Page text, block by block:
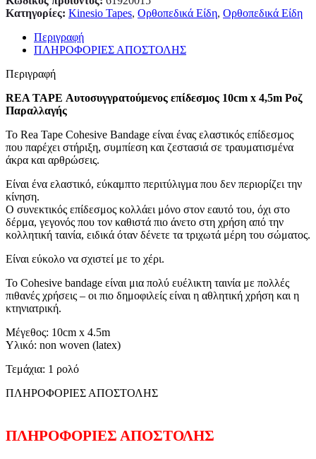
Κατηγορίες: Kinesio Tapes, Ορθοπεδικά Είδη, Ορθοπεδικά Είδη
Περιγραφή
ΠΛΗΡΟΦΟΡΙΕΣ ΑΠΟΣΤΟΛΗΣ
Περιγραφή
REA TAPE Αυτοσυγγρατούμενος επίδεσμος 10cm x 4,5m Ροζ
Παραλλαγής
Το Rea Tape Cohesive Bandage είναι ένας ελαστικός επίδεσμος
που παρέχει στήριξη, συμπίεση και ζεστασιά σε τραυματισμένα
άκρα και αρθρώσεις.
Είναι ένα ελαστικό, εύκαμπτο περιτύλιγμα που δεν περιορίζει την
κίνηση.
Ο συνεκτικός επίδεσμος κολλάει μόνο στον εαυτό του, όχι στο
δέρμα, γεγονός που τον καθιστά πιο άνετο στη χρήση από την
κολλητική ταινία, ειδικά όταν δένετε τα τριχωτά μέρη του σώματος.
Είναι εύκολο να σχιστεί με το χέρι.
Το Cohesive bandage είναι μια πολύ ευέλικτη ταινία με πολλές
πιθανές χρήσεις – οι πιο δημοφιλείς είναι η αθλητική χρήση και η
κτηνιατρική.
Μέγεθος: 10cm x 4.5m
Υλικό: non woven (latex)
Τεμάχια: 1 ρολό
ΠΛΗΡΟΦΟΡΙΕΣ ΑΠΟΣΤΟΛΗΣ
ΠΛΗΡΟΦΟΡΙΕΣ ΑΠΟΣΤΟΛΗΣ